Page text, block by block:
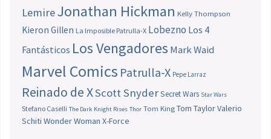
LemireJonathan Hickman Kelly Thompson
Kieron Gillen La Imposible Patrulla-X Lobezno Los 4
Fantásticos Los Vengadores Mark Waid
Marvel Comics Patrulla-X Pepe Larraz
Reinado de XScott SnyderSecret Wars Star Wars
Stefano Caselli The Dark Knight Rises Thor Tom King Tom TaylorValerio
Schiti Wonder Woman X-Force